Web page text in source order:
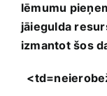
lēmumu
jāiegulda
izmantot ​šos